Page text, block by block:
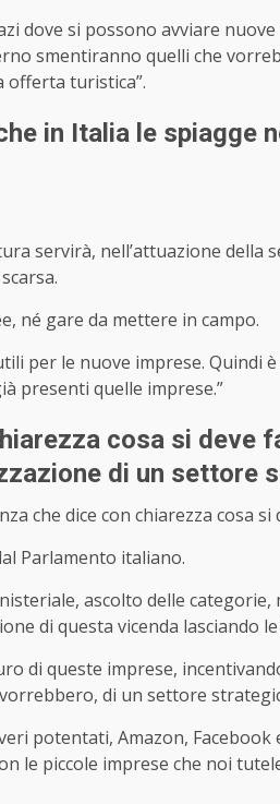
dove si possono avviare
smentiranno quelli che
turistica”.
in Italia le spiagge
servirà, nell’attuazione della
né gare da mettere in campo.
per le nuove imprese. Quindi
presenti quelle imprese.”
cosa si deve
di un settore
che dice con chiarezza cosa si
Parlamento italiano.
ascolto delle
di questa vicenda lasciando
di queste imprese,
di un settore
potentati, Amazon,
le piccole imprese che noi